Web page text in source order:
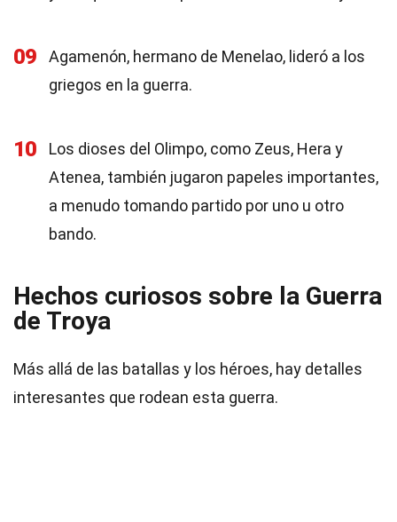
09
Agamenón, hermano de Menelao, lideró a los
griegos en la guerra.
10
Los dioses del Olimpo, como Zeus, Hera y
Atenea, también jugaron papeles importantes,
a menudo tomando partido por uno u otro
bando.
Hechos curiosos sobre la Guerra
de Troya
Más allá de las batallas y los héroes, hay detalles
interesantes que rodean esta guerra.